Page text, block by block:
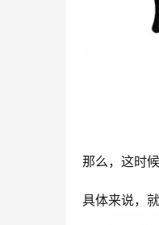
那么，这时
具体来说，